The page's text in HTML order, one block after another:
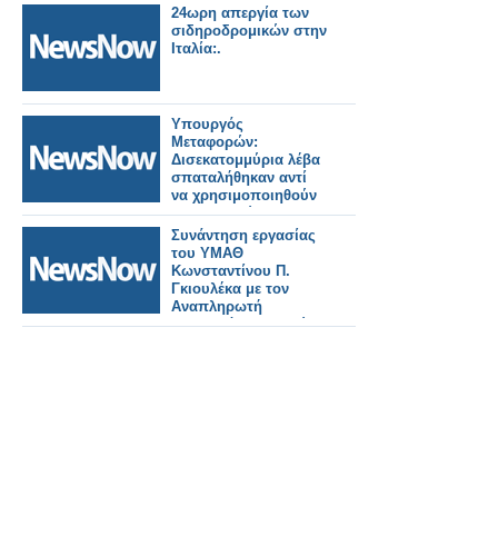
24ωρη απεργία των
σιδηροδρομικών στην
Ιταλία:.
Υπουργός
Μεταφορών:
Δισεκατομμύρια λέβα
σπαταλήθηκαν αντί
να χρησιμοποιηθούν
για μεταρρύθμιση των
σιδηροδρόμων.
Συνάντηση εργασίας
του ΥΜΑΘ
Κωνσταντίνου Π.
Γκιουλέκα με τον
Αναπληρωτή
Υπουργό Υποδομών